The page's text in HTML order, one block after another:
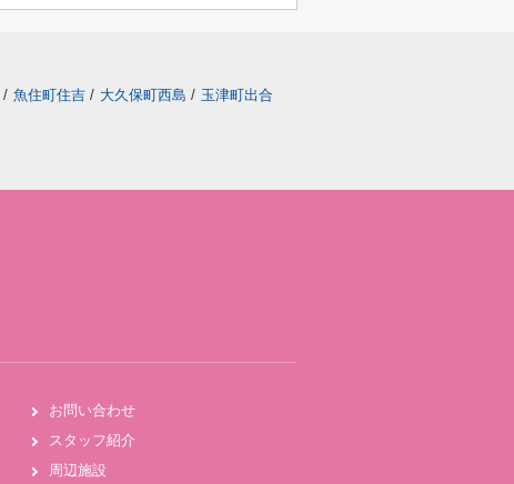
/ 魚住町住吉 / 大久保町西島 / 玉津町出合
お問い合わせ
スタッフ紹介
周辺施設